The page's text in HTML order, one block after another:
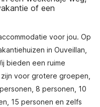
of een
voor jou. Op
in Ouveillan,
bieden een ruime
voor grotere groepen,
8 personen, 10
15 personen en zelfs